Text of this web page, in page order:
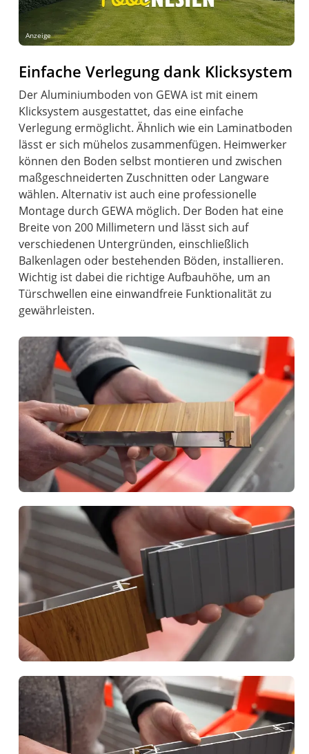
Anzeige
Einfache Verlegung dank Klicksystem
Der Aluminiumboden von GEWA ist mit einem
Klicksystem ausgestattet, das eine einfache
Verlegung ermöglicht. Ähnlich wie ein Laminatboden
lässt er sich mühelos zusammenfügen. Heimwerker
können den Boden selbst montieren und zwischen
maßgeschneiderten Zuschnitten oder Langware
wählen. Alternativ ist auch eine professionelle
Montage durch GEWA möglich. Der Boden hat eine
Breite von 200 Millimetern und lässt sich auf
verschiedenen Untergründen, einschließlich
Balkenlagen oder bestehenden Böden, installieren.
Wichtig ist dabei die richtige Aufbauhöhe, um an
Türschwellen eine einwandfreie Funktionalität zu
gewährleisten.